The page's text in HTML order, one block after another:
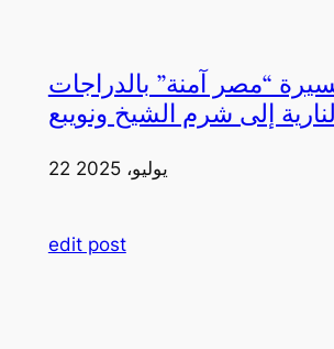
“مصر آمنة” بالدراجات
إلى شرم الشيخ ونويبع
22 يوليو، 2025
edit post